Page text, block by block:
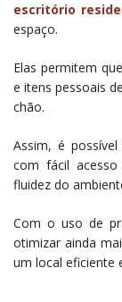
escritório
espaço.
Elas permitem
e itens pessoais
chão.
Assim, é
com fácil
fluidez do
Com o uso de
otimizar ainda
um local eficiente